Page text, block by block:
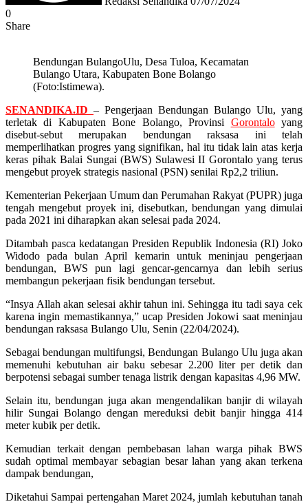
0
Share
Bendungan BulangoUlu, Desa Tuloa, Kecamatan
Bulango Utara, Kabupaten Bone Bolango
(Foto:Istimewa).
SENANDIKA.ID – Pengerjaan Bendungan Bulango Ulu, yang
terletak di Kabupaten Bone Bolango, Provinsi Gorontaloyang
disebut-sebut merupakan bendungan raksasa ini telah
memperlihatkan progres yang signifikan, hal itu tidak lain atas kerja
keras pihak Balai Sungai (BWS) Sulawesi II Gorontalo yang terus
mengebut proyek strategis nasional (PSN) senilai Rp2,2 triliun.
Kementerian Pekerjaan Umum dan Perumahan Rakyat (PUPR) juga
tengah mengebut proyek ini, disebutkan, bendungan yang dimulai
pada 2021 ini diharapkan akan selesai pada 2024.
Ditambah pasca kedatangan Presiden Republik Indonesia (RI) Joko
Widodo pada bulan April kemarin untuk meninjau pengerjaan
bendungan, BWS pun lagi gencar-gencarnya dan lebih serius
membangun pekerjaan fisik bendungan tersebut.
“Insya Allah akan selesai akhir tahun ini. Sehingga itu tadi saya cek
karena ingin memastikannya,” ucap Presiden Jokowi saat meninjau
bendungan raksasa Bulango Ulu, Senin (22/04/2024).
Sebagai bendungan multifungsi, Bendungan Bulango Ulu juga akan
memenuhi kebutuhan air baku sebesar 2.200 liter per detik dan
berpotensi sebagai sumber tenaga listrik dengan kapasitas 4,96 MW.
Selain itu, bendungan juga akan mengendalikan banjir di wilayah
hilir Sungai Bolango dengan mereduksi debit banjir hingga 414
meter kubik per detik.
Kemudian terkait dengan pembebasan lahan warga pihak BWS
sudah optimal membayar sebagian besar lahan yang akan terkena
dampak bendungan,
Diketahui Sampai pertengahan Maret 2024, jumlah kebutuhan tanah